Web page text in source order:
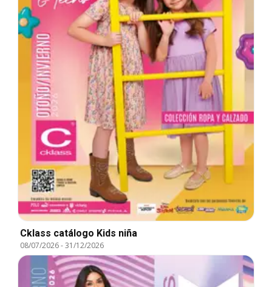
Cklass catálogo Kids niña
08/07/2026-31/12/2026